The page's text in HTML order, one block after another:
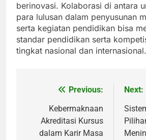
berinovasi. Kolaborasi di antara
para lulusan dalam penyusunan
serta kegiatan pendidikan bisa
standar pendidikan serta
tingkat nasional dan internasional.
navigation
Previous:
Kebermaknaan
Akreditasi Kursus
dalam Karir Masa
Next: